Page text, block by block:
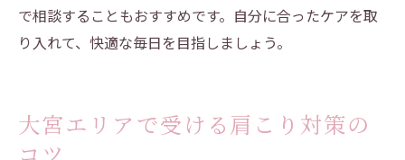
で相談することもおすすめです。自分に合ったケアを取
り入れて、快適な毎日を目指しましょう。
大宮エリアで受ける肩こり対策の
コツ